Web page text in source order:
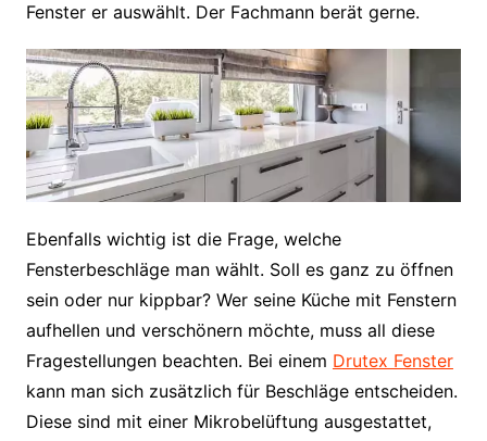
Fenster er auswählt. Der Fachmann berät gerne.
Ebenfalls wichtig ist die Frage, welche
Fensterbeschläge man wählt. Soll es ganz zu öffnen
sein oder nur kippbar? Wer seine Küche mit Fenstern
aufhellen und verschönern möchte, muss all diese
Fragestellungen beachten. Bei einem Drutex Fenster
kann man sich zusätzlich für Beschläge entscheiden.
Diese sind mit einer Mikrobelüftung ausgestattet,